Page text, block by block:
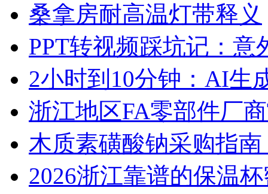
桑拿房耐高温灯带释义
PPT转视频踩坑记：意
2小时到10分钟：AI生
浙江地区FA零部件厂
木质素磺酸钠采购指
2026浙江靠谱的保温